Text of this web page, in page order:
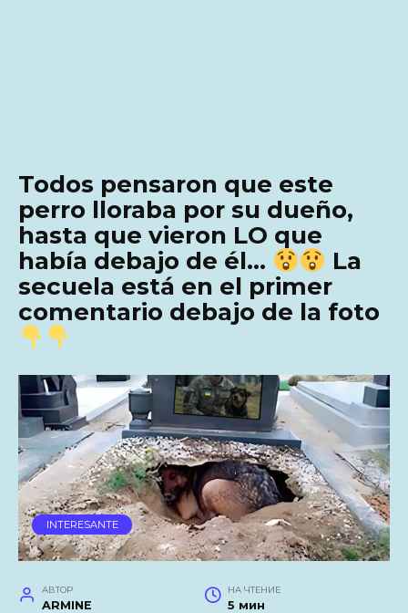
Todos pensaron que este
perro lloraba por su dueño,
hasta que vieron LO que
había debajo de él…
La
secuela está en el primer
comentario debajo de la foto
INTERESANTE
АВТОР
ARMINE
НА ЧТЕНИЕ
5 мин